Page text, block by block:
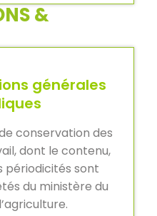
&
générales
conservation des
dont le contenu,
périodicités sont
du ministère du